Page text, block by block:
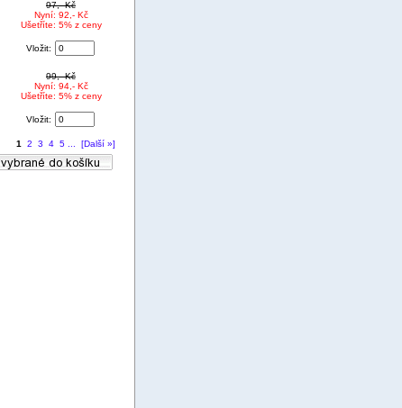
97,- Kč
Nyní: 92,- Kč
Ušetříte: 5% z ceny
Vložit:
99,- Kč
Nyní: 94,- Kč
Ušetříte: 5% z ceny
Vložit:
1 2 3 4 5 [Další »]